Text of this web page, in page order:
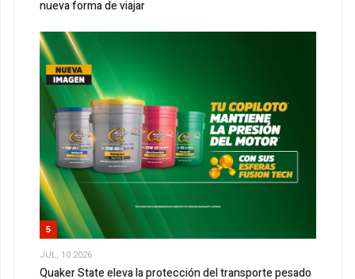
nueva forma de viajar
5
JUL, 10 2026
Quaker State eleva la protección del transporte pesado